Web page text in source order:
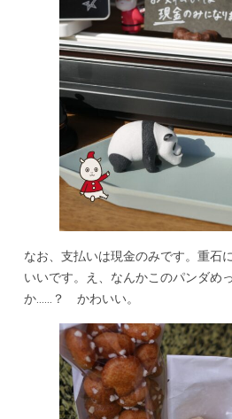
なお、支払いは現金のみです。重石
いいです。え、なんかこのパンダめ
か……？ かわいい。